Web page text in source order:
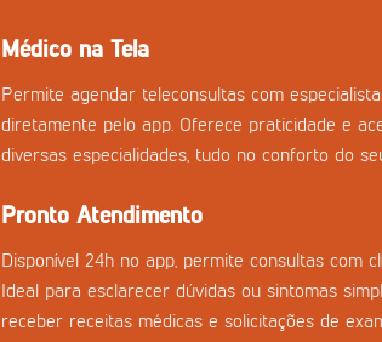
Médico na Tela
Permite agendar teleconsultas com
diretamente pelo app. Oferece praticidade e
diversas especialidades, tudo no conforto do
Pronto Atendimento
Disponível 24h no app, permite consultas com
Ideal para esclarecer dúvidas ou sintomas
receber receitas médicas e solicitações de